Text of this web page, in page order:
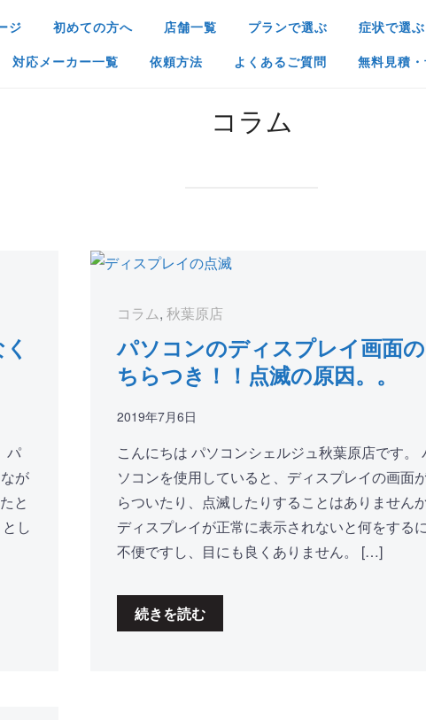
ジ 初めての方へ 店舗一覧 プランで選ぶ 症状で選ぶ
対応メーカー一覧
依頼方法 よくあるご質問 無料見積
コラム
パ
が
と
し
コラム, 秋葉原店
パソコンのディスプレイ画面の
ちらつき！！点滅の原因。。
2019年7月6日
こんにちは パソコンシェルジュ秋葉原店です。
ソコンを使用していると、ディスプレイの画面
らついたり、点滅したりすることはありません
ディスプレイが正常に表示されないと何をする
不便ですし、目にも良くありません。 […]
続きを読む